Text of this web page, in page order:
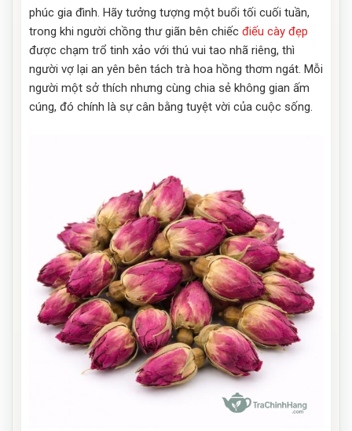
phúc gia đình. Hãy tưởng tượng một buổi tối cuối tuần,
trong khi người chồng thư giãn bên chiếc điếu cày đẹp
được chạm trổ tinh xảo với thú vui tao nhã riêng, thì
người vợ lại an yên bên tách trà hoa hồng thơm ngát. Mỗi
người một sở thích nhưng cùng chia sẻ không gian ấm
cúng, đó chính là sự cân bằng tuyệt vời của cuộc sống.